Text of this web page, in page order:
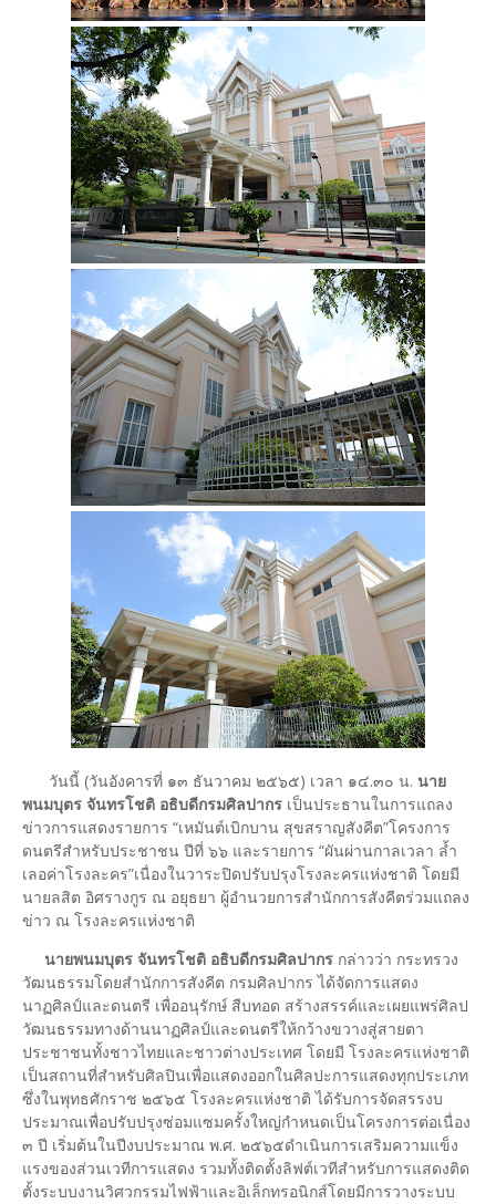
วันนี้ (วันอังคารที่ ๑๓ ธันวาคม ๒๕๖๕) เวลา ๑๔.๓๐ น. นาย
พนมบุตร จันทรโชติ อธิบดีกรมศิลปากร เป็นประธานในการแถลง
ข่าวการแสดงรายการ “เหมันต์เบิกบาน สุขสราญสังคีต”โครงการ
ดนตรีสำหรับประชาชน ปีที่ ๖๖ และรายการ “ผันผ่านกาลเวลา ล้ำ
เลอค่าโรงละคร”เนื่องในวาระปิดปรับปรุงโรงละครแห่งชาติ โดยมี
นายลสิต อิศรางกูร ณ อยุธยา ผู้อำนวยการสำนักการสังคีตร่วมแถลง
ข่าว ณ โรงละครแห่งชาติ
นายพนมบุตร จันทรโชติ อธิบดีกรมศิลปากร กล่าวว่า กระทรวง
วัฒนธรรมโดยสำนักการสังคีต กรมศิลปากร ได้จัดการแสดง
นาฏศิลป์และดนตรี เพื่ออนุรักษ์ สืบทอด สร้างสรรค์และเผยแพร่ศิลป
วัฒนธรรมทางด้านนาฏศิลป์และดนตรีให้กว้างขวางสู่สายตา
ประชาชนทั้งชาวไทยและชาวต่างประเทศ โดยมี โรงละครแห่งชาติ
เป็นสถานที่สำหรับศิลปินเพื่อแสดงออกในศิลปะการแสดงทุกประเภท
ซึ่งในพุทธศักราช ๒๕๖๕ โรงละครแห่งชาติ ได้รับการจัดสรรงบ
ประมาณเพื่อปรับปรุงซ่อมแซมครั้งใหญ่กำหนดเป็นโครงการต่อเนื่อง
๓ ปี เริ่มต้นในปีงบประมาณ พ.ศ. ๒๕๖๕ดำเนินการเสริมความแข็ง
แรงของส่วนเวทีการแสดง รวมทั้งติดตั้งลิฟต์เวทีสำหรับการแสดงติด
ตั้งระบบงานวิศวกรรมไฟฟ้าและอิเล็กทรอนิกส์โดยมีการวางระบบ